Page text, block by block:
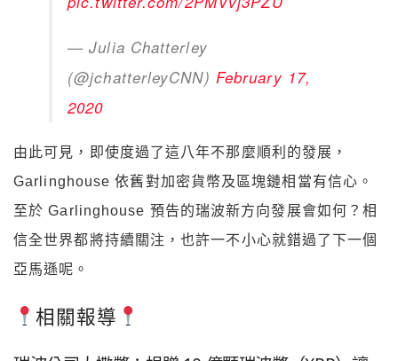
— Julia Chatterley
(@jchatterleyCNN) February 17,
2020
由此可見，即使度過了這八年不那麼順利的發展，
Garlinghouse 依舊對加密貨幣及區塊鏈相當有信心。
至於 Garlinghouse 預告的瑞波新方向發展會如何？相
信全世界都將持續關注，也許一不小心就錯過了下一個
亞馬遜呢。
相關報導